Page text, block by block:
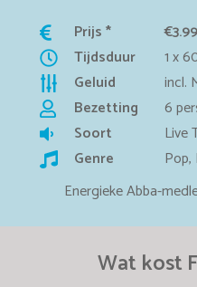
Prijs *
Tijdsduur
1 x
Geluid
incl.
Bezetting
6
Soort
Live
Genre
Energieke Abba-
Wat kost